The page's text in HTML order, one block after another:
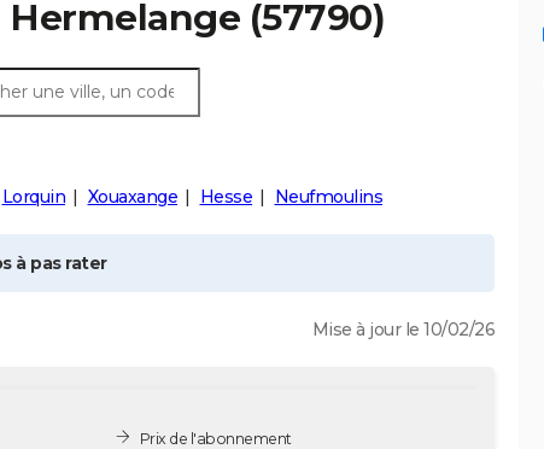
Hermelange (57790)
Lorquin Xouaxange Hesse Neufmoulins
à pas rater
Mise à jour le 10/02/26
Prix de l'abonnement